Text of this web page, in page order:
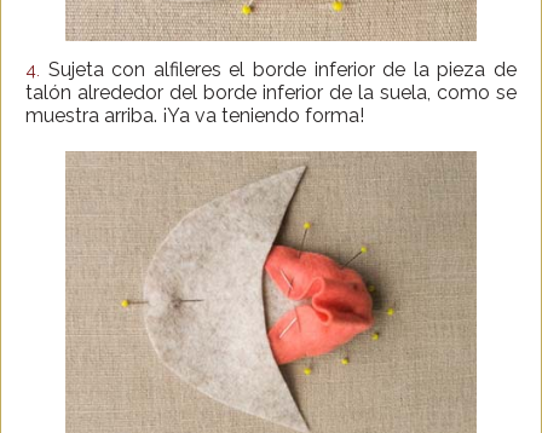
4. Sujeta con alfileres el borde inferior de la pieza de
talón alrededor del borde inferior de la suela, como se
muestra arriba. ¡Ya va teniendo forma!